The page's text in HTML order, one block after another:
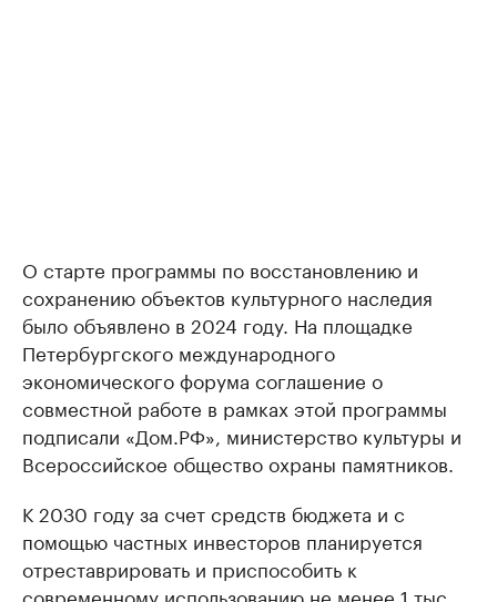
О старте программы по восстановлению и
сохранению объектов культурного наследия
было объявлено в 2024 году. На площадке
Петербургского международного
экономического форума соглашение о
совместной работе в рамках этой программы
подписали «Дом.РФ», министерство культуры и
Всероссийское общество охраны памятников.
К 2030 году за счет средств бюджета и с
помощью частных инвесторов планируется
отреставрировать и приспособить к
современному использованию не менее 1 тыс.